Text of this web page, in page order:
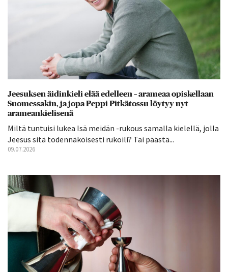
Jeesuksen äidinkieli elää edelleen – arameaa opiskellaan
Suomessakin, ja jopa Peppi Pitkätossu löytyy nyt
arameankielisenä
Miltä tuntuisi lukea Isä meidän -rukous samalla kielellä, jolla
Jeesus sitä todennäköisesti rukoili? Tai päästä...
09.07.2026